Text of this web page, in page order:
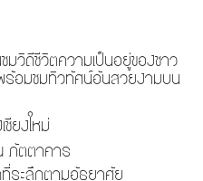
มวิถีชีวิตความเป็นอยู่ของชาว
ร้อมชมทิวทัศน์อันสวยงามบน
ยงใหม่
ภัตตาคาร
ที่ระลึกตามอัธยาศัย